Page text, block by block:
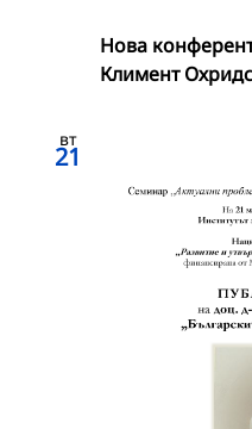
Нова
Климент
вт
21